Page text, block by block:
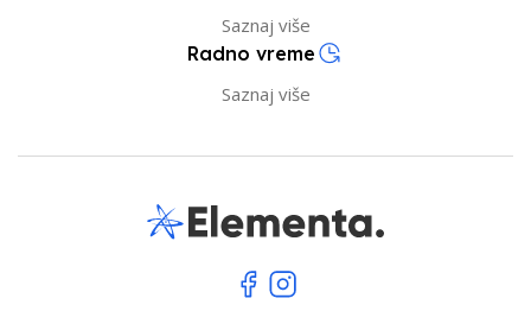
Saznaj više
Radno vreme
Saznaj više